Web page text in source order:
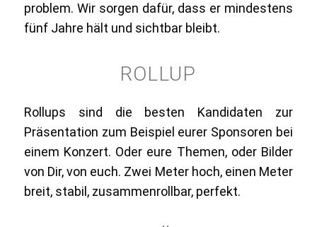
problem. Wir sorgen dafür, dass er mindestens
fünf Jahre hält und sichtbar bleibt.
ROLLUP
Rollups sind die besten Kandidaten zur
Präsentation zum Beispiel eurer Sponsoren bei
einem Konzert. Oder eure Themen, oder Bilder
von Dir, von euch. Zwei Meter hoch, einen Meter
breit, stabil, zusammenrollbar, perfekt.